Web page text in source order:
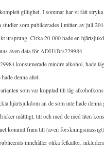
giltighet. I sommar har vi fått
studier som publicerades i mitten av juli
ursprung. Cirka 20 000 hade en
även data för ADH1Brs229984.
konsumerade mindre alkohol, hade
denna allel.
som var kopplad till låg
hjärtsjukdom än de som inte hade
måttligt, till och med de med liten
kommit fram till (även
innehåller olika felkällor,